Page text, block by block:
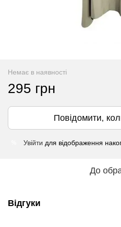
Немає в наявності
295 грн
Повідомити,
Увійти для відображення
До
Відгуки